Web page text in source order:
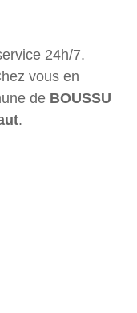
24h/7.
vous en
de BOUSSU
.